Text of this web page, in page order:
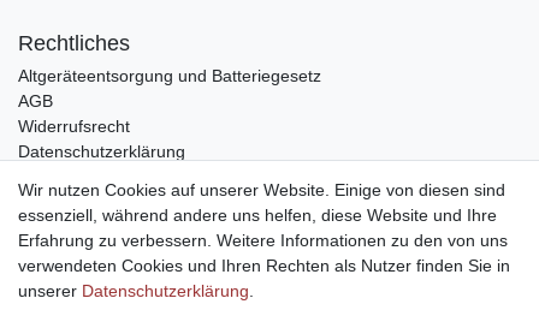
Rechtliches
Altgeräteentsorgung und Batteriegesetz
AGB
Widerrufsrecht
Datenschutzerklärung
Impressum
Service
Zahlungsarten
Lieferung und Abholung
Wir nutzen Cookies auf unserer Website. Einige von diesen sind
essenziell, während andere uns helfen, diese Website und Ihre
Erfahrung zu verbessern. Weitere Informationen zu den von uns
verwendeten Cookies und Ihren Rechten als Nutzer finden Sie in
unserer Daten­schutz­erklärung